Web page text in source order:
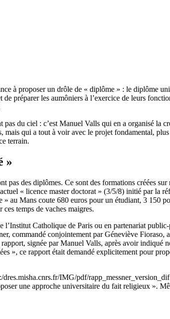
à proposer un drôle de « diplôme » : le diplôme
préparer les aumôniers à l’exercice de leurs
du ciel : c’est Manuel Valls qui en a organisé la
qui a tout à voir avec le projet fondamental,
terrain.
»
des diplômes. Ce sont des formations créées
« licence master doctorat » (3/5/8) initié par la
au Mans coute 680 euros pour un étudiant, 3 150
temps de vaches maigres.
l’Institut Catholique de Paris ou en partenariat
commandé conjointement par Géneviève
signée par Manuel Valls, après avoir indiqué
», ce rapport était demandé explicitement pour
IMG/pdf/
une approche universitaire du fait religieux ».